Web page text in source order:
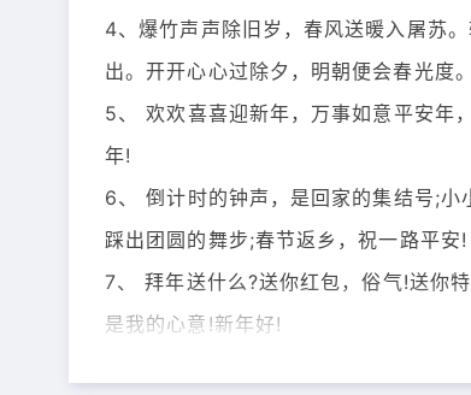
4、爆竹声声除旧岁，春风送暖入屠苏
出。开开心心过除夕，明朝便会春光度
5、 欢欢喜喜迎新年，万事如意平安年
年!
6、 倒计时的钟声，是回家的集结号;小
踩出团圆的舞步;春节返乡，祝一路平安!
7、 拜年送什么?送你红包，俗气!送你
是我的心意!新年好!